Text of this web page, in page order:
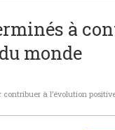
à
monde
contribuer à l’évolution